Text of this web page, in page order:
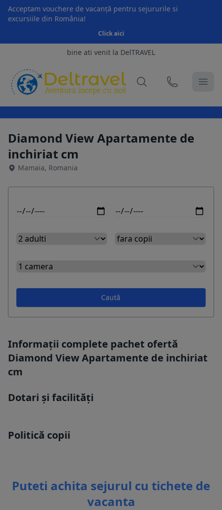
Acceptam vouchere de vacanță pentru sejururile si
excursiile din România!
Click aici
bine ati venit la DelTRAVEL
Diamond View Apartamente de
inchiriat cm
Mamaia, Romania
Caută
Informații complete pachet ofertă
Diamond View Apartamente de inchiriat
cm
Dotari și facilități
Politică copii
Puteti achita sejurul cu tichete de
vacanta